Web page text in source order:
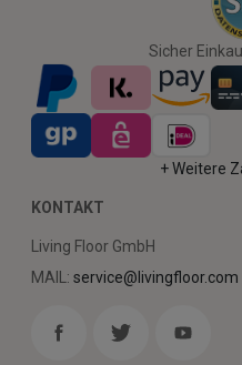
Sicher
+ Weitere
KONTAKT
Living Floor GmbH
MAIL: service@livingfloor.com